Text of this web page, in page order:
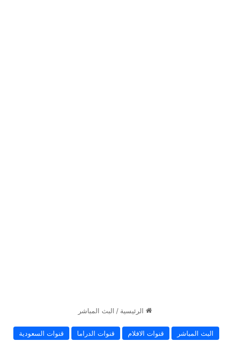
الرئيسية / البث المباشر
البث المباشر قنوات الافلام قنوات الدراما قنوات السعودية